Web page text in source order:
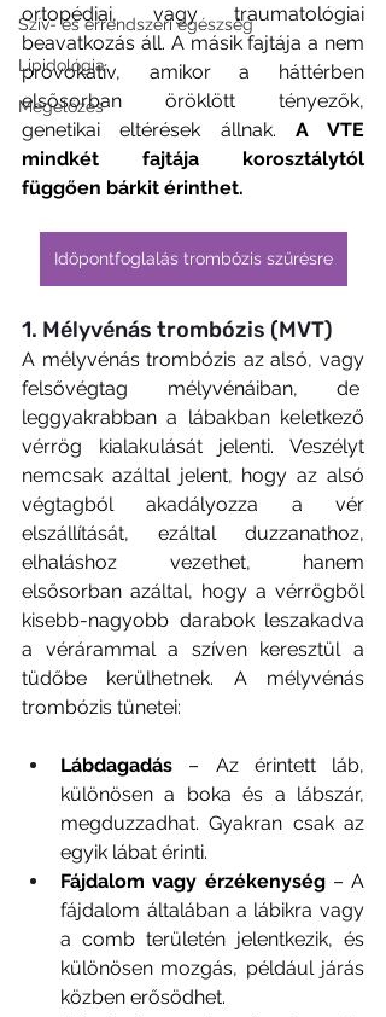
Szív- és érrendszeri egészség
Lipidológia
Megelőzés
ortopédiai, vagy traumatológiai
beavatkozás áll. A másik fajtája a nem
provokatív, amikor a háttérben
elsősorban öröklött tényezők,
genetikai eltérések állnak. A VTE
mindkét fajtája korosztálytól
függően bárkit érinthet.
Időpontfoglalás trombózis szűrésre
1. Mélyvénás trombózis (MVT)
A mélyvénás trombózis az alsó, vagy
felsővégtag mélyvénáiban, de
leggyakrabban a lábakban keletkező
vérrög kialakulását jelenti. Veszélyt
nemcsak azáltal jelent, hogy az alsó
végtagból akadályozza a vér
elszállítását, ezáltal duzzanathoz,
elhaláshoz vezethet, hanem
elsősorban azáltal, hogy a vérrögből
kisebb-nagyobb darabok leszakadva
a vérárammal a szíven keresztül a
tüdőbe kerülhetnek. A mélyvénás
trombózis tünetei:
Lábdagadás – Az érintett láb,
különösen a boka és a lábszár,
megduzzadhat. Gyakran csak az
egyik lábat érinti.
Fájdalom vagy érzékenység – A
fájdalom általában a lábikra vagy
a comb területén jelentkezik, és
különösen mozgás, például járás
közben erősödhet.